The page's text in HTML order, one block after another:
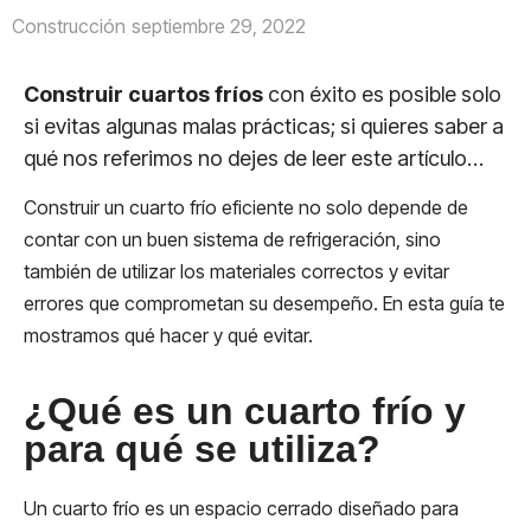
Construcción septiembre 29, 2022
Construir cuartos fríos con éxito es posible solo
si evitas algunas malas prácticas; si quieres saber a
qué nos referimos no dejes de leer este artículo…
Construir un cuarto frío eficiente no solo depende de
contar con un buen sistema de refrigeración, sino
también de utilizar los materiales correctos y evitar
errores que comprometan su desempeño. En esta guía te
mostramos qué hacer y qué evitar.
¿Qué es un cuarto frío y
para qué se utiliza?
Un cuarto frío es un espacio cerrado diseñado para